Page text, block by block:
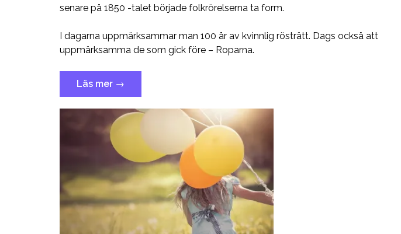
senare på 1850 -talet började folkrörelserna ta form.
I dagarna uppmärksammar man 100 år av kvinnlig rösträtt. Dags också att
uppmärksamma de som gick före – Roparna.
Läs mer ”Att
göra
sin
röst
→